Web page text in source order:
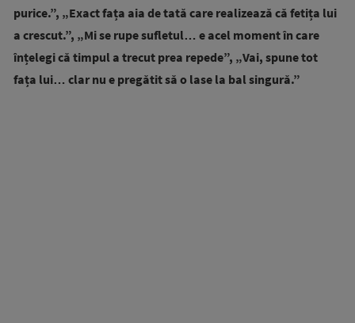
purice.”, „Exact fața aia de tată care realizează că fetița lui
a crescut.”, „Mi se rupe sufletul… e acel moment în care
înțelegi că timpul a trecut prea repede”, „Vai, spune tot
fața lui… clar nu e pregătit să o lase la bal singură.”